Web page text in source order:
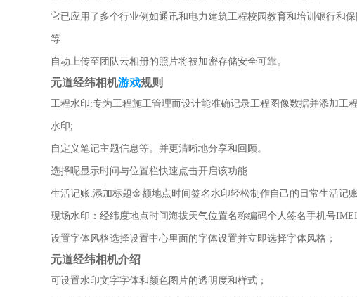
它已应用了多个行业例如通讯和电力建筑工程校园教育和培训银行和
等
自动上传至团队云相册的照片将被加密存储安全可靠。
元道经纬相机游戏规则
工程水印:专为工程施工管理而设计能准确记录工程图像数据并添加
水印;
自定义笔记主题信息等。并更清晰地分享和回顾。
选择呢显示时间与位置栏快速点击开启该功能
生活记账:添加标题金额地点时间签名水印轻松制作自己的日常生活记
现场水印：经纬度地点时间海拔天气位置名称编码个人签名手机号IMEI
设置字体风格选择设置中心里面的字体设置并立即选择字体风格；
元道经纬相机介绍
可设置水印文字字体和颜色图片的透明度和样式；